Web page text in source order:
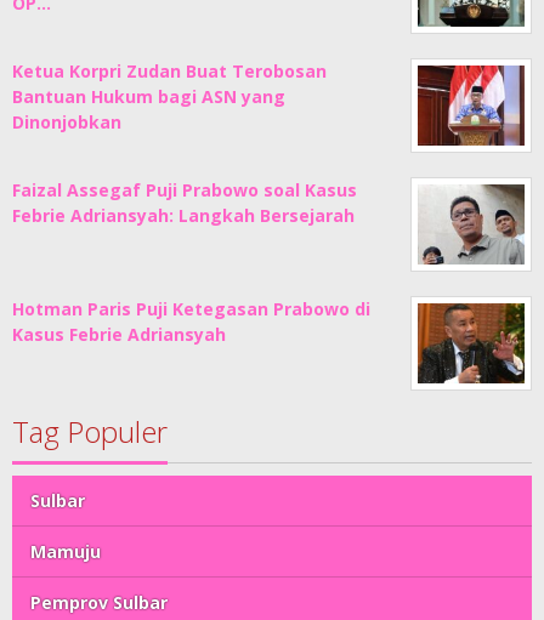
Ketua Korpri Zudan Buat Terobosan
Bantuan Hukum bagi ASN yang
Dinonjobkan
Faizal Assegaf Puji Prabowo soal Kasus
Febrie Adriansyah: Langkah Bersejarah
Hotman Paris Puji Ketegasan Prabowo di
Kasus Febrie Adriansyah
Tag Populer
Sulbar
Mamuju
Pemprov Sulbar